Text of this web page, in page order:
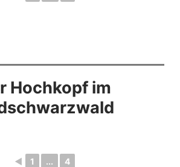
Hochkopf im
◄ 1 ... 4